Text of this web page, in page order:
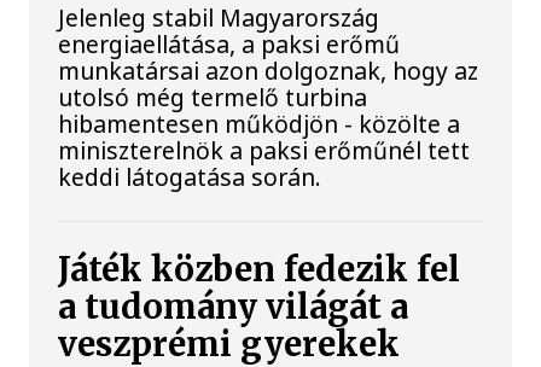
Jelenleg stabil Magyarország
energiaellátása, a paksi erőmű
munkatársai azon dolgoznak, hogy az
utolsó még termelő turbina
hibamentesen működjön - közölte a
miniszterelnök a paksi erőműnél tett
keddi látogatása során.
Játék közben fedezik fel
a tudomány világát a
veszprémi gyerekek